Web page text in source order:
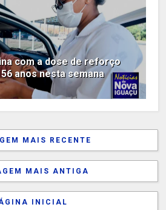
com a dose de reforço
anos nesta semana
MAIS RECENTE
MAIS ANTIGA
INICIAL